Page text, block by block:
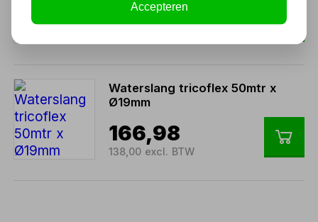
95,44
Waterslang tricoflex 50mtr x
Ø19mm
166,98
138,00 excl. BTW
Accepteren